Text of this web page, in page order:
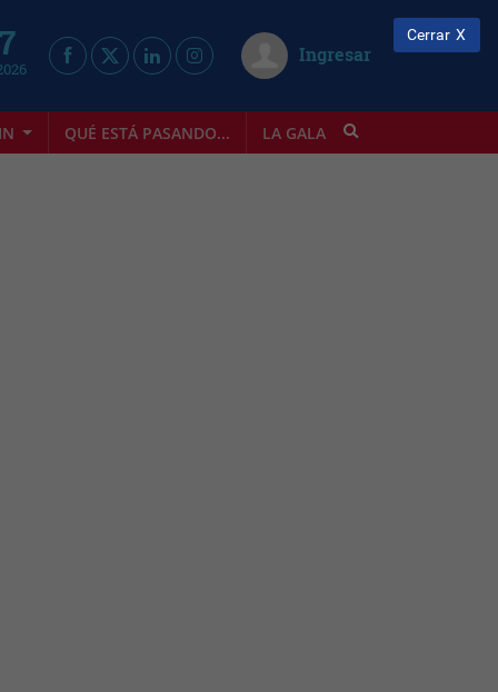
Ingresar
QUÉ ESTÁ PASANDO... LA GALA INFOSTYLE
Cerrar